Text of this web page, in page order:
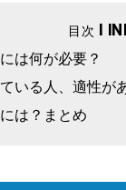
は何が必要？
いる人、適性が
は？まとめ